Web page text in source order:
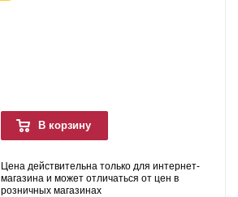
В корзину
Цена действительна только для интернет-
магазина и может отличаться от цен в
розничных магазинах